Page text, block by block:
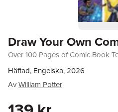
Draw Your Own
Over 100 Pages of Comic Book
Häftad, Engelska, 2026
AvWilliam Potter